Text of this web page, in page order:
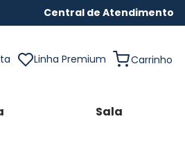
Central de Atendimento
Linha Premium
Sala